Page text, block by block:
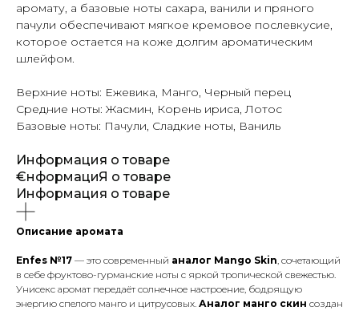
аромату, а базовые ноты сахара, ванили и пряного
пачули обеспечивают мягкое кремовое послевкусие,
которое остается на коже долгим ароматическим
шлейфом.
Верхние ноты: Ежевика, Манго, Черный перец
Средние ноты: Жасмин, Корень ириса, Лотос
Базовые ноты: Пачули, Сладкие ноты, Ваниль
Информация о товаре
€нформациЯ о товаре
Информация о товаре
Описание аромата
Enfes №17 — это современный аналог Mango Skin, сочетающий
в себе фруктово-гурманские ноты с яркой тропической свежестью.
Унисекс аромат передаёт солнечное настроение, бодрящую
энергию спелого манго и цитрусовых. Аналог манго скин создан